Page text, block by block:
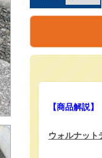
【商品解説】
ウォルナッ